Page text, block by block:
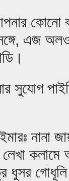
কোনো
এজ
সুযোগ
নানা
লেখা
ধুসর